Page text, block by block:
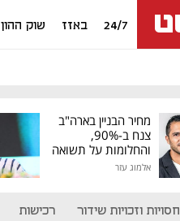
24/7 באזז שוק ההון
מחיר הבניין בארה"ב
צנח ב-90%,
והחלומות על תשואה
גבוהה התנפצו
אלמוג עזר
חסויות וזכויות שידור רכישות